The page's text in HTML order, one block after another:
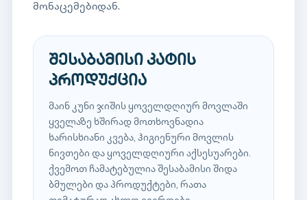
მონაცემებიდან.
შესაბამისი კატის
პროდუქცია
მაინ კუნი ჯიშის ყოველდღიურ მოვლაში
ყველაზე ხშირად მოთხოვნადია
ხარისხიანი კვება, ჰიგიენური მოვლის
ნივთები და ყოველდღიური აქსესუარები.
ქვემოთ ჩამატებულია შესაბამისი შიდა
ბმულები და პროდუქტები, რათა